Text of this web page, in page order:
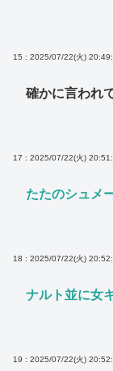
15 : 2025/07/22(火)
確かに言われ
17 : 2025/07/22(火)
たたのシュメ
18 : 2025/07/22(火)
ナルト並に女
19 : 2025/07/22(火)